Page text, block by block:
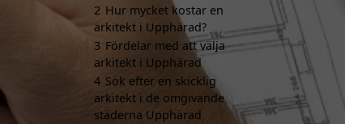
2 Hur mycket kostar en
arkitekt i Upphärad?
3 Fördelar med att välja
arkitekt i Upphärad
4 Sök efter en skicklig
arkitekt i de omgivande
städerna Upphärad